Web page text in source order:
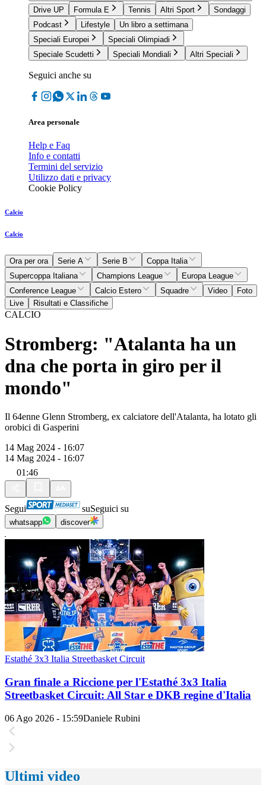
Drive UP
Formula E Tennis Altri Sport
Sondaggi
Podcast
Lifestyle
Un libro a settimana
Speciali Europei
Speciali Olimpiadi
Speciale Scudetti
Speciali Mondiali Altri Speciali
Seguici anche su
Area personale
Help e Faq
Info e contatti
Termini del servizio
Utilizzo dati e privacy
Cookie Policy
Calcio
Calcio
Ora per ora Serie A Serie B
Coppa Italia
Supercoppa Italiana
Champions League
Europa League
Conference League
Calcio Estero Squadre Video
Foto
Live
Risultati e Classifiche
CALCIO
Stromberg: "Atalanta ha un
dna che porta in giro per il
mondo"
Il 64enne Glenn Stromberg, ex calciatore dell'Atalanta, ha lotato gli
orobici di Gasperini
14 Mag 2024 - 16:07
14 Mag 2024 - 16:07
01:46
Segui suSeguici su
whatsapp discover
Estathé 3x3 Italia Streetbasket Circuit
Gran finale a Riccione per l'Estathé 3x3 Italia
Streetbasket Circuit: All Star e DKB regine d'Italia
06 Ago 2026 - 15:59Daniele Rubini
Ultimi video